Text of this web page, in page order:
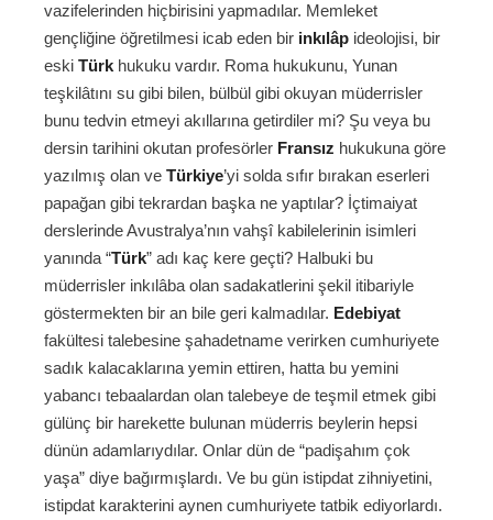
vazifelerinden hiçbirisini yapmadılar. Memleket
gençliğine öğretilmesi icab eden bir inkılâp ideolojisi, bir
eski Türk hukuku vardır. Roma hukukunu, Yunan
teşkilâtını su gibi bilen, bülbül gibi okuyan müderrisler
bunu tedvin etmeyi akıllarına getirdiler mi? Şu veya bu
dersin tarihini okutan profesörler Fransız hukukuna göre
yazılmış olan ve Türkiye’yi solda sıfır bırakan eserleri
papağan gibi tekrardan başka ne yaptılar? İçtimaiyat
derslerinde Avustralya’nın vahşî kabilelerinin isimleri
yanında “Türk” adı kaç kere geçti? Halbuki bu
müderrisler inkılâba olan sadakatlerini şekil itibariyle
göstermekten bir an bile geri kalmadılar. Edebiyat
fakültesi talebesine şahadetname verirken cumhuriyete
sadık kalacaklarına yemin ettiren, hatta bu yemini
yabancı tebaalardan olan talebeye de teşmil etmek gibi
gülünç bir harekette bulunan müderris beylerin hepsi
dünün adamlarıydılar. Onlar dün de “padişahım çok
yaşa” diye bağırmışlardı. Ve bu gün istipdat zihniyetini,
istipdat karakterini aynen cumhuriyete tatbik ediyorlardı.